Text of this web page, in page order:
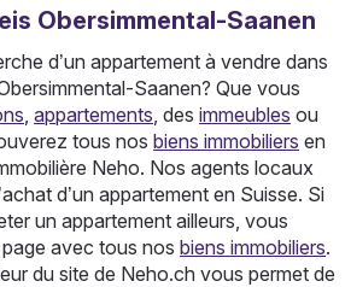
Obersimmental-Saanen
d’un appartement à vendre dans
Saanen? Que vous
, appartements, des immeubles ou
tous nos biens immobiliers en
Neho. Nos agents locaux
d’un appartement en Suisse. Si
un appartement ailleurs, vous
avec tous nos biens immobiliers.
du site de Neho.ch vous permet de